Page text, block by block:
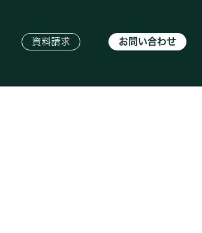
資料請求 お問い合わせ